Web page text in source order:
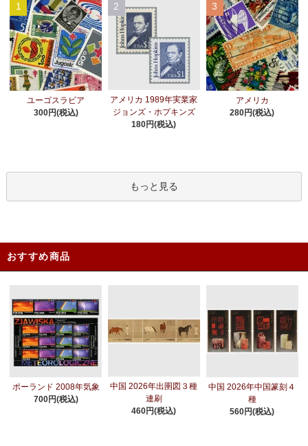
1
ユーゴスラビア
300円(税込)
2
アメリカ 1989年実業家
ジョンズ・ホプキンズ
180円(税込)
3
アメリカ
280円(税込)
もっと見る
おすすめ商品
ポーランド 2008年気象
700円(税込)
中国 2026年出圉図３種
連刷
460円(税込)
中国 2026年中国篆刻４
種
560円(税込)